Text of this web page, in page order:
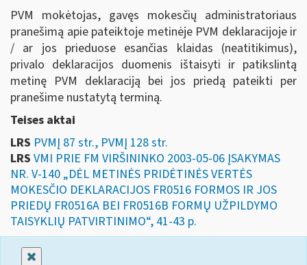
PVM mokėtojas, gavęs mokesčių administratoriaus
pranešimą apie pateiktoje metinėje PVM deklaracijoje ir
/ ar jos prieduose esančias klaidas (neatitikimus),
privalo deklaracijos duomenis ištaisyti ir patikslintą
metinę PVM deklaraciją bei jos priedą pateikti per
pranešime nustatytą terminą.
Teises aktai
LRS PVMĮ 87 str., PVMĮ 128 str.
LRS VMI PRIE FM VIRŠININKO 2003-05-06 ĮSAKYMAS
NR. V-140 „DĖL METINĖS PRIDĖTINĖS VERTĖS
MOKESČIO DEKLARACIJOS FR0516 FORMOS IR JOS
PRIEDŲ FR0516A BEI FR0516B FORMŲ UŽPILDYMO
TAISYKLIŲ PATVIRTINIMO“, 41-43 p.